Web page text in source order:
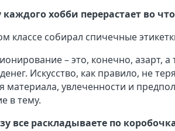
каждого хобби перерастает во
классе собирал спичечные
– это, конечно, азарт,
Искусство, как правило, не
материала, увлеченности и
в тему.
все раскладываете по